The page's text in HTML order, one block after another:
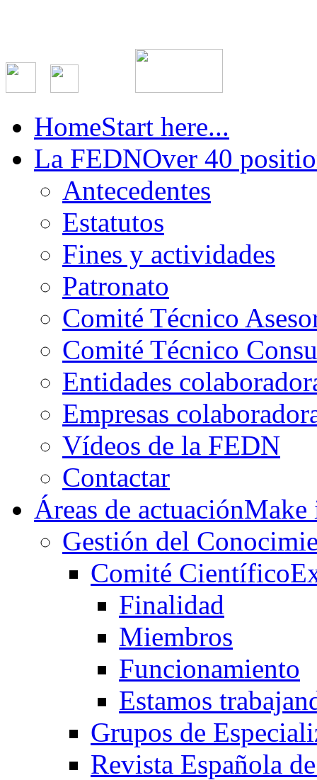
HomeStart here...
La FEDNOver 40
Antecedentes
Estatutos
Fines y actividades
Patronato
Comité Técnico
Comité Técnico
Entidades
Empresas
Vídeos de la FEDN
Contactar
Áreas de actuación
Gestión del
Comité Científico
Finalidad
Miembros
Funcionamiento
Estamos
Grupos de
Revista Española